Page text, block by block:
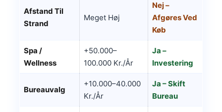
Afstand Til
Strand
Meget Høj
Nej –
Afgøres Ved
Køb
Spa /
Wellness
+50.000–
100.000 Kr./år
Ja –
Investering
Bureauvalg
+10.000–40.000
Kr./år
Ja – Skift
Bureau